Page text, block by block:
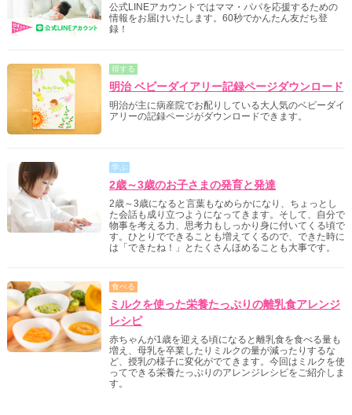
公式LINEアカウントではママ・パパを応援するための
情報をお届けいたします。60秒でかんたん友だち登
録！
得する
明治 ベビーダイアリー記録ページダウンロード
明治が主に病産院でお配りしている大人気のベビーダイ
アリーの記録ページがダウンロードできます。
学ぶ
2歳～3歳のお子さまの発育と発達
2歳～3歳になると言葉もなめらかになり、ちょっとし
た会話も成り立つようになってきます。そして、自分で
物事を考える力、思考力もしっかり身に付いてくる頃で
す。ひとりでできることも増えてくるので、できた時に
は「できたね！」とたくさんほめることも大事です。
食べる
ミルクを使った栄養たっぷりの離乳食アレンジ
レシピ
赤ちゃんが1歳を迎える頃になると離乳食を食べる量も
増え、母乳を卒業したりミルクの量が減ったりするな
ど、授乳の様子に変化がでてきます。今回はミルクを使
ってできる栄養たっぷりのアレンジレシピをご紹介しま
す。